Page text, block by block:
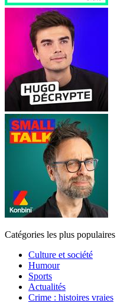
Catégories les plus populaires
Culture et société
Humour
Sports
Actualités
Crime : histoires vraies